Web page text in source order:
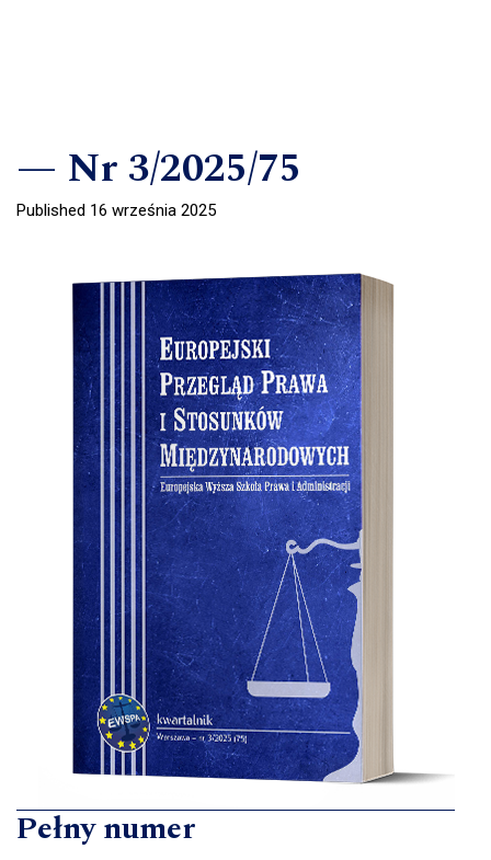
Nr 3/2025/75
Published 16 września 2025
Pełny numer